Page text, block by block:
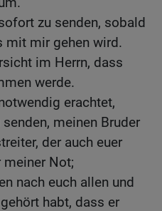
zu senden, sobald
mit mir gehen wird.
im Herrn, dass
werde.
erachtet,
meinen Bruder
der auch euer
meiner Not;
nach euch allen und
habt, dass er